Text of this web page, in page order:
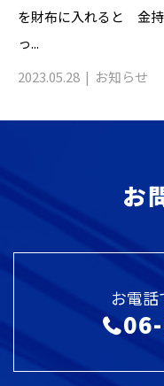
を財布に入れると 金
っ...
2023.05.28
お知らせ
お
お電